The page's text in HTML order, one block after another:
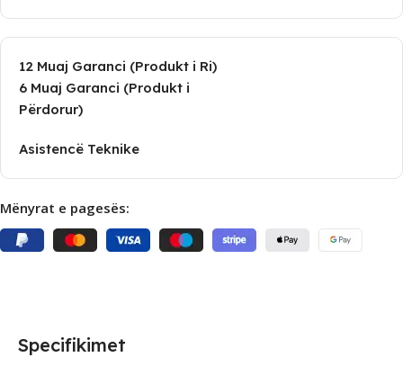
12 Muaj Garanci (Produkt i Ri)
6 Muaj Garanci (Produkt i
Përdorur)
Asistencë Teknike
Mënyrat e pagesës:
Specifikimet